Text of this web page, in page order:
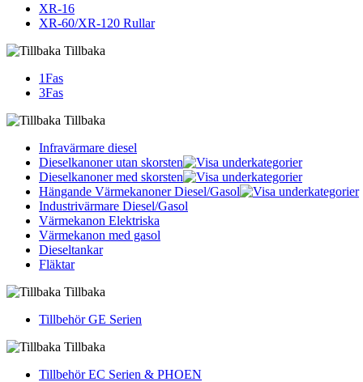
XR-16
XR-60/XR-120 Rullar
Tillbaka
1Fas
3Fas
Tillbaka
Infravärmare diesel
Dieselkanoner utan skorsten
Dieselkanoner med skorsten
Hängande Värmekanoner Diesel/Gasol
Industrivärmare Diesel/Gasol
Värmekanon Elektriska
Värmekanon med gasol
Dieseltankar
Fläktar
Tillbaka
Tillbehör GE Serien
Tillbaka
Tillbehör EC Serien & PHOEN